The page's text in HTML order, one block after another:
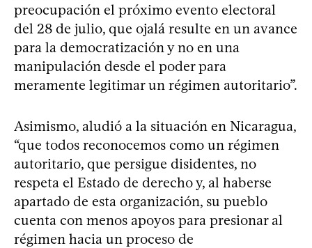
preocupación el próximo evento electoral
del 28 de julio, que ojalá resulte en un avance
para la democratización y no en una
manipulación desde el poder para
meramente legitimar un régimen autoritario”.
Asimismo, aludió a la situación en Nicaragua,
“que todos reconocemos como un régimen
autoritario, que persigue disidentes, no
respeta el Estado de derecho y, al haberse
apartado de esta organización, su pueblo
cuenta con menos apoyos para presionar al
régimen hacia un proceso de